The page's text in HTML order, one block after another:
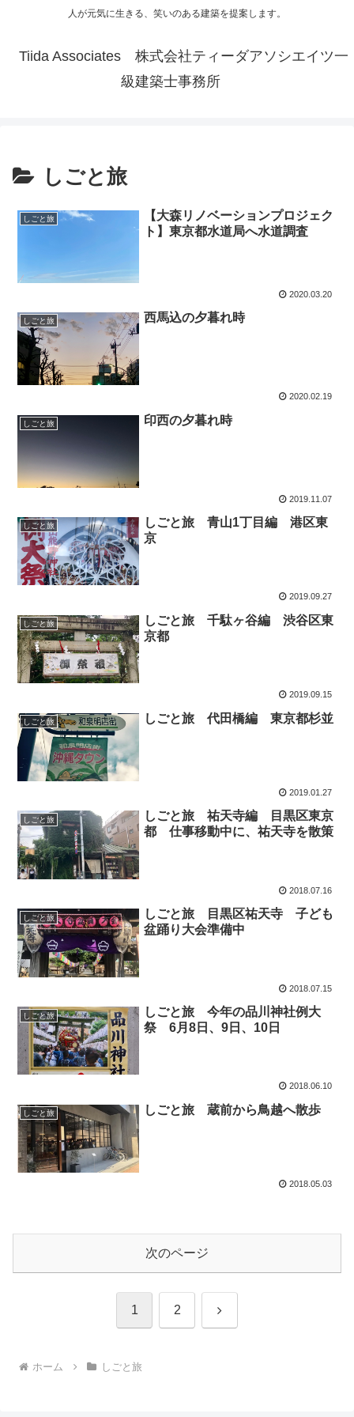
人が元気に生きる、笑いのある建築を提案します。
Tiida Associates 株式会社ティーダアソシエイツ一
級建築士事務所
しごと旅
しごと旅
【大森リノベーションプロジェク
ト】東京都水道局へ水道調査
2020.03.20
しごと旅 西馬込の夕暮れ時
2020.02.19
しごと旅 印西の夕暮れ時
2019.11.07
しごと旅
しごと旅 青山1丁目編 港区東
京
2019.09.27
しごと旅
しごと旅 千駄ヶ谷編 渋谷区東
京都
2019.09.15
しごと旅 しごと旅 代田橋編 東京都杉並
2019.01.27
しごと旅
しごと旅 祐天寺編 目黒区東京
都 仕事移動中に、祐天寺を散策
2018.07.16
しごと旅
しごと旅 目黒区祐天寺 子ども
盆踊り大会準備中
2018.07.15
しごと旅
しごと旅 今年の品川神社例大
祭 6月8日、9日、10日
2018.06.10
しごと旅 しごと旅 蔵前から鳥越へ散歩
2018.05.03
次のページ
1 2 次
ホーム しごと旅